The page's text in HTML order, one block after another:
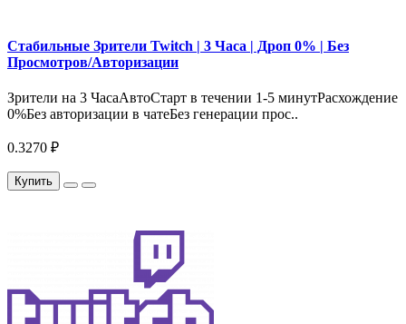
Стабильные Зрители Twitch | 3 Часа | Дроп 0% | Без
Просмотров/Авторизации
Зрители на 3 ЧасаАвтоСтарт в течении 1-5 минутРасхождение
0%Без авторизации в чатеБез генерации прос..
0.3270 ₽
Купить